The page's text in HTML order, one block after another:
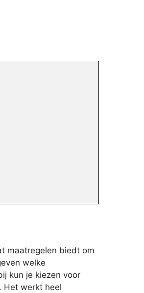
maatregelen biedt om
welke
kun je kiezen voor
Het werkt heel